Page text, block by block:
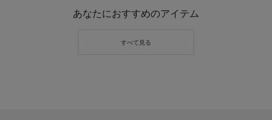
あなたにおすすめのアイテム